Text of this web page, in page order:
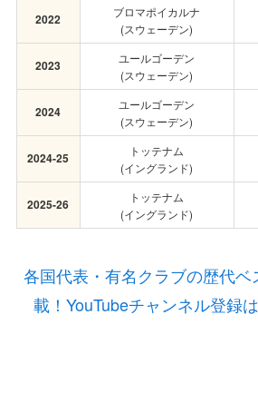
2022
ブロマポイカルナ
(スウェーデン)
2023
ユールゴーデン
(スウェーデン)
2024
ユールゴーデン
(スウェーデン)
2024-25
トッテナム
(イングランド)
2025-26
トッテナム
(イングランド)
各国代表・有名クラブの歴代
載！YouTubeチャンネル登録